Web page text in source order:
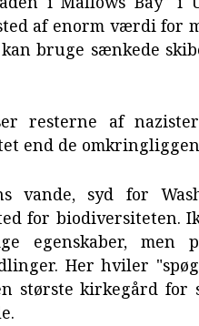
af enorm værdi for
bruge sænkede
resterne af
end de
vande, syd for
for biodiversiteten.
egenskaber, men
Her hviler
største kirkegård for